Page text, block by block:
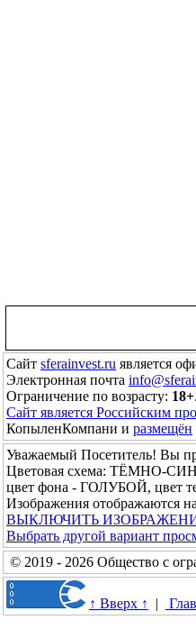
Сайт sferainvest.ru является
Электронная почта
Ограничение по возрасту: 18+
Сайт является Российским
КопыленКомпани и размещён
Уважаемый Посетитель! Вы
Цветовая схема:
цвет фона - ГОЛУБОЙ, цвет
Изображения отображаются
ВЫКЛЮЧИТЬ
Выбрать другой вариант
© 2019 - 2026 Общество с
↑ Вверх ↑ |